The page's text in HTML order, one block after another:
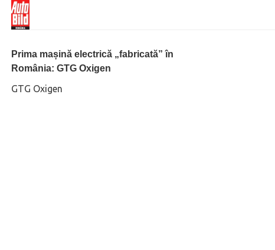
Prima mașină electrică „fabricată” în
România: GTG Oxigen
GTG Oxigen